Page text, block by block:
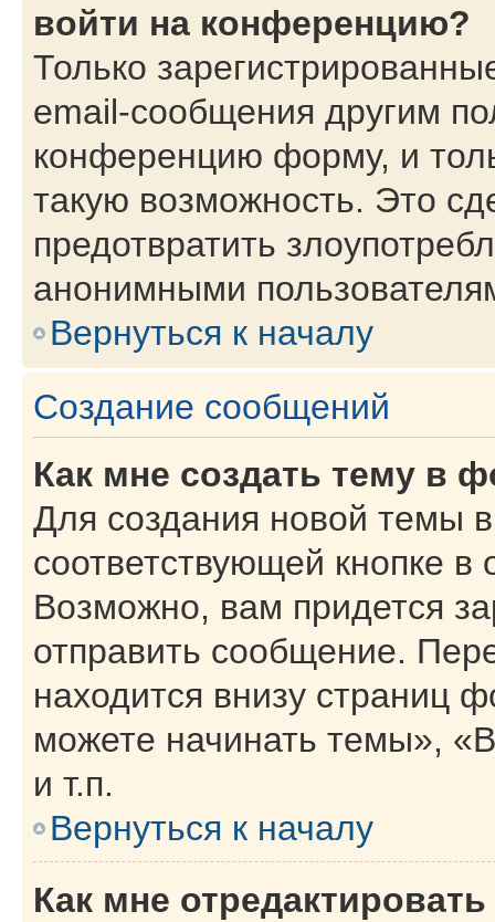
войти на конференцию?
Только
email-сообщения другим
конференцию форму, и
такую возможность. Это
предотвратить
анонимными
Вернуться к началу
Создание сообщений
Как мне создать тему в
Для создания новой темы
соответствующей кнопке
Возможно, вам придется
отправить сообщение.
находится внизу
можете начинать темы»,
и т.п.
Вернуться к началу
Как мне